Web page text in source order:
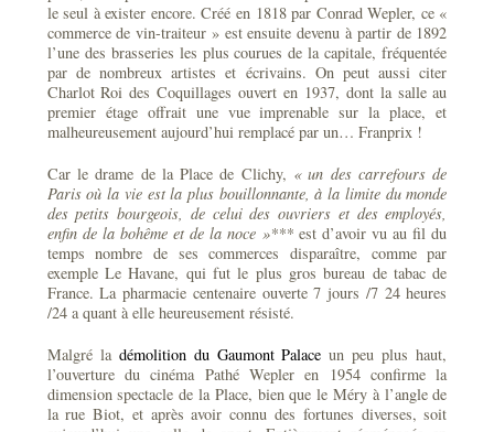
le seul à exister encore. Créé en 1818 par Conrad Wepler, ce «
commerce de vin-traiteur » est ensuite devenu à partir de 1892
l’une des brasseries les plus courues de la capitale, fréquentée
par de nombreux artistes et écrivains. On peut aussi citer
Charlot Roi des Coquillages ouvert en 1937, dont la salle au
premier étage offrait une vue imprenable sur la place, et
malheureusement aujourd’hui remplacé par un… Franprix !
Car le drame de la Place de Clichy, « un des carrefours de
Paris où la vie est la plus bouillonnante, à la limite du monde
des petits bourgeois, de celui des ouvriers et des employés,
enfin de la bohême et de la noce »*** est d’avoir vu au fil du
temps nombre de ses commerces disparaître, comme par
exemple Le Havane, qui fut le plus gros bureau de tabac de
France. La pharmacie centenaire ouverte 7 jours /7 24 heures
/24 a quant à elle heureusement résisté.
Malgré la démolition du Gaumont Palace un peu plus haut,
l’ouverture du cinéma Pathé Wepler en 1954 confirme la
dimension spectacle de la Place, bien que le Méry à l’angle de
la rue Biot, et après avoir connu des fortunes diverses, soit